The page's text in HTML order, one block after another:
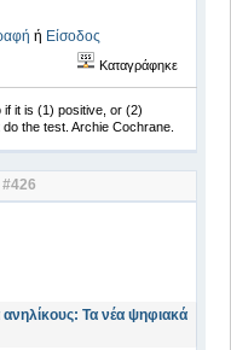
ή Είσοδος
Καταγράφηκε
it is (1) positive, or (2)
the test. Archie Cochrane.
Τα νέα ψηφιακά